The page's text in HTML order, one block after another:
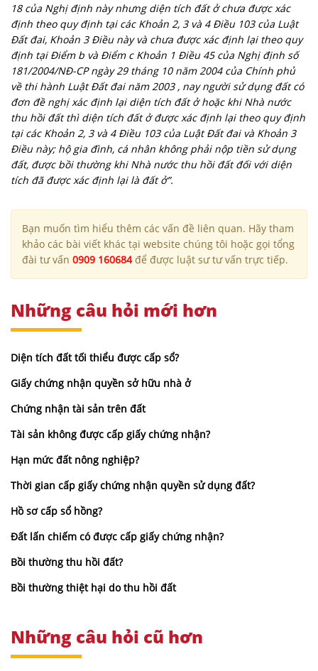
18 của Nghị định này nhưng diện tích đất ở chưa được xác
định theo quy định tại các Khoản 2, 3 và 4 Điều 103 của Luật
Đất đai, Khoản 3 Điều này và chưa được xác định lại theo quy
định tại Điểm b và Điểm c Khoản 1 Điều 45 của Nghị định số
181/2004/NĐ-CP ngày 29 tháng 10 năm 2004 của Chính phủ
về thi hành Luật Đất đai năm 2003 , nay người sử dụng đất có
đơn đề nghị xác định lại diện tích đất ở hoặc khi Nhà nước
thu hồi đất thì diện tích đất ở được xác định lại theo quy định
tại các Khoản 2, 3 và 4 Điều 103 của Luật Đất đai và Khoản 3
Điều này; hộ gia đình, cá nhân không phải nộp tiền sử dụng
đất, được bồi thường khi Nhà nước thu hồi đất đối với diện
tích đã được xác định lại là đất ở”.
Bạn muốn tìm hiểu thêm các vấn đề liên quan. Hãy tham
khảo các bài viết khác tại website chúng tôi hoặc gọi tổng
đài tư vấn 0909 160684để được luật sư tư vấn trực tiếp.
Những câu hỏi mới hơn
Diện tích đất tối thiểu được cấp sổ?
Giấy chứng nhận quyền sở hữu nhà ở
Chứng nhận tài sản trên đất
Tài sản không được cấp giấy chứng nhận?
Hạn mức đất nông nghiệp?
Thời gian cấp giấy chứng nhận quyền sử dụng đất?
Hồ sơ cấp sổ hồng?
Đất lấn chiếm có được cấp giấy chứng nhận?
Bồi thường thu hồi đất?
Bồi thường thiệt hại do thu hồi đất
Những câu hỏi cũ hơn